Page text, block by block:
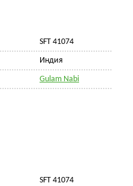
SFT 41074
Индия
Gulam Nabi
SFT 41074